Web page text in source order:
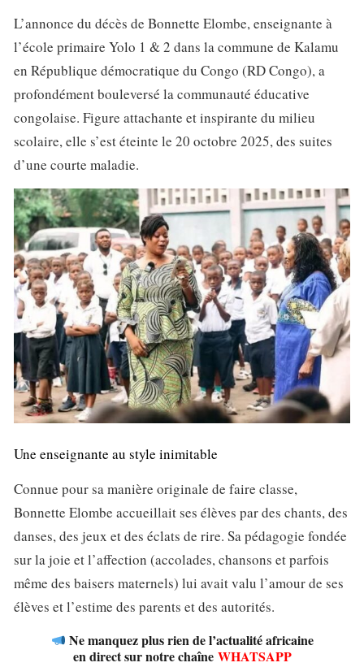
L’annonce du décès de Bonnette Elombe, enseignante à
l’école primaire Yolo 1 & 2 dans la commune de Kalamu
en République démocratique du Congo (RD Congo), a
profondément bouleversé la communauté éducative
congolaise. Figure attachante et inspirante du milieu
scolaire, elle s’est éteinte le 20 octobre 2025, des suites
d’une courte maladie.
Une enseignante au style inimitable
Connue pour sa manière originale de faire classe,
Bonnette Elombe accueillait ses élèves par des chants, des
danses, des jeux et des éclats de rire. Sa pédagogie fondée
sur la joie et l’affection (accolades, chansons et parfois
même des baisers maternels) lui avait valu l’amour de ses
élèves et l’estime des parents et des autorités.
Ne manquez plus rien de l’actualité africaine
en direct sur notre chaîne WHATSAPP